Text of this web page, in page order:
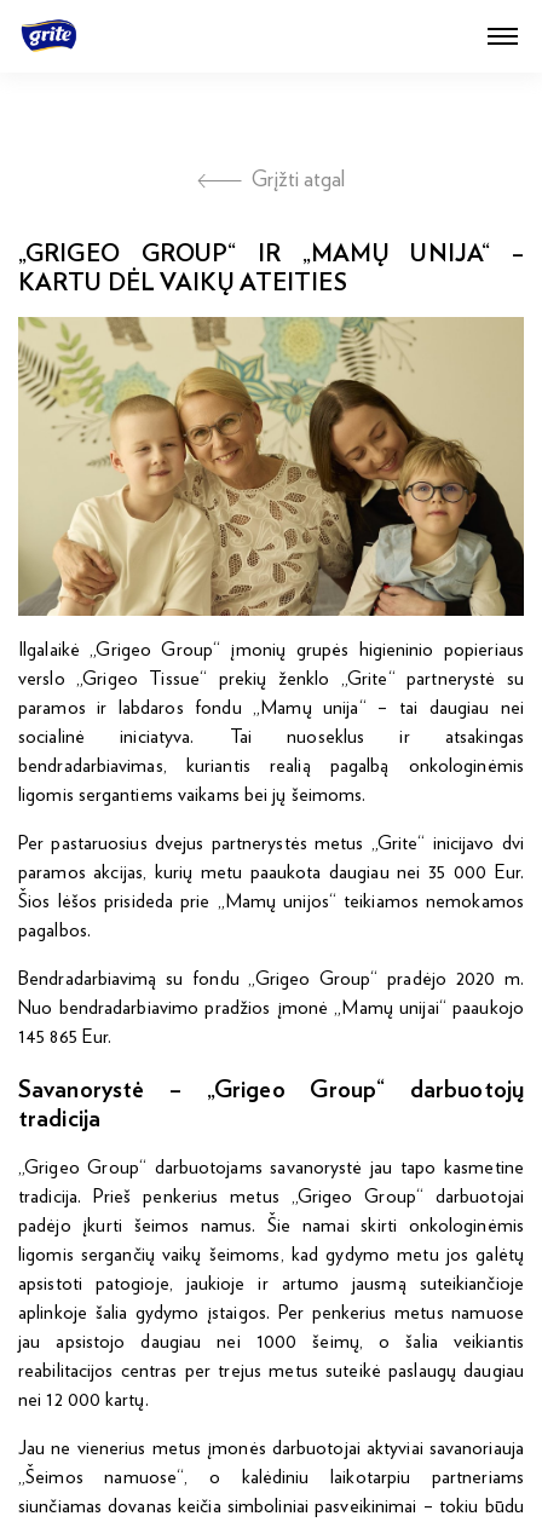
Grįžti atgal
„GRIGEO GROUP“ IR „MAMŲ UNIJA“ –
KARTU DĖL VAIKŲ ATEITIES
Ilgalaikė „Grigeo Group“ įmonių grupės higieninio popieriaus
verslo „Grigeo Tissue“ prekių ženklo „Grite“ partnerystė su
paramos ir labdaros fondu „Mamų unija“ – tai daugiau nei
socialinė iniciatyva. Tai nuoseklus ir atsakingas
bendradarbiavimas, kuriantis realią pagalbą onkologinėmis
ligomis sergantiems vaikams bei jų šeimoms.
Per pastaruosius dvejus partnerystės metus „Grite“ inicijavo dvi
paramos akcijas, kurių metu paaukota daugiau nei 35 000 Eur.
Šios lėšos prisideda prie „Mamų unijos“ teikiamos nemokamos
pagalbos.
Bendradarbiavimą su fondu „Grigeo Group“ pradėjo 2020 m.
Nuo bendradarbiavimo pradžios įmonė „Mamų unijai“ paaukojo
145 865 Eur.
Savanorystė – „Grigeo Group“ darbuotojų
tradicija
„Grigeo Group“ darbuotojams savanorystė jau tapo kasmetine
tradicija. Prieš penkerius metus „Grigeo Group“ darbuotojai
padėjo įkurti šeimos namus. Šie namai skirti onkologinėmis
ligomis sergančių vaikų šeimoms, kad gydymo metu jos galėtų
apsistoti patogioje, jaukioje ir artumo jausmą suteikiančioje
aplinkoje šalia gydymo įstaigos. Per penkerius metus namuose
jau apsistojo daugiau nei 1000 šeimų, o šalia veikiantis
reabilitacijos centras per trejus metus suteikė paslaugų daugiau
nei 12 000 kartų.
Jau ne vienerius metus įmonės darbuotojai aktyviai savanoriauja
„Šeimos namuose“, o kalėdiniu laikotarpiu partneriams
siunčiamas dovanas keičia simboliniai pasveikinimai – tokiu būdu